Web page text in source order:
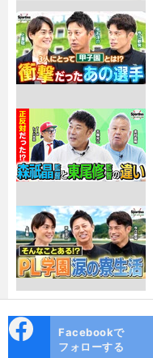
ok
Facebookで
フォローする